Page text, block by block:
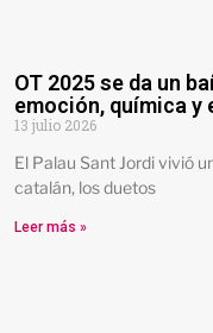
OT 2025 se da un
emoción, química y
13 julio 2026
El Palau Sant Jordi vivió
catalán, los duetos
Leer más »